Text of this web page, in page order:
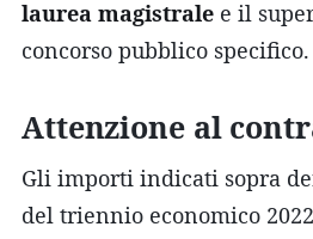
laurea magistrale e il
concorso pubblico specifico.
Attenzione al
Gli importi indicati sopra
del triennio economico